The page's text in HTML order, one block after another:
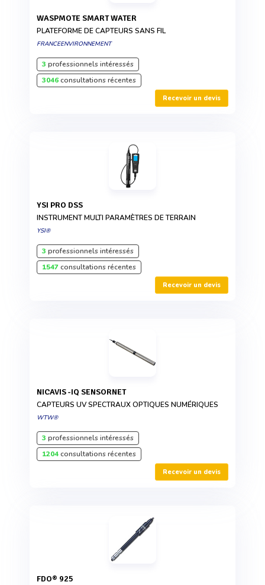
WASPMOTE SMART WATER
PLATEFORME DE CAPTEURS SANS FIL
FRANCEENVIRONNEMENT
3 professionnels intéressés
3046consultations récentes
Recevoir un devis
YSI PRO DSS
INSTRUMENT MULTI PARAMÈTRES DE TERRAIN
YSI®
3 professionnels intéressés
1547consultations récentes
Recevoir un devis
NICAVIS -IQ SENSORNET
CAPTEURS UV SPECTRAUX OPTIQUES NUMÉRIQUES
WTW®
3 professionnels intéressés
1204consultations récentes
Recevoir un devis
FDO® 925